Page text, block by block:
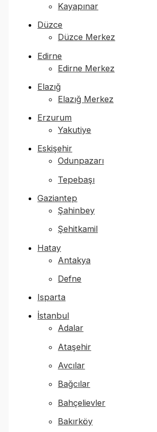
Kayapınar
Düzce
Düzce Merkez
Edirne
Edirne Merkez
Elazığ
Elazığ Merkez
Erzurum
Yakutiye
Eskişehir
Odunpazarı
Tepebaşı
Gaziantep
Şahinbey
Şehitkamil
Hatay
Antakya
Defne
Isparta
İstanbul
Adalar
Ataşehir
Avcılar
Bağcılar
Bahçelievler
Bakırköy